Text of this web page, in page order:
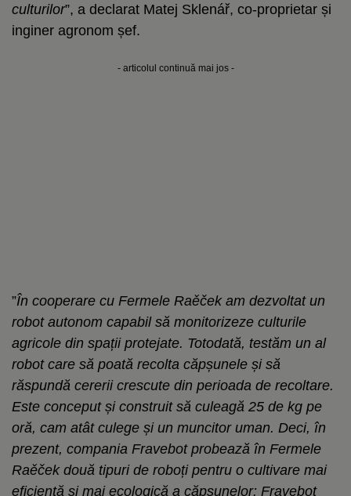
culturilor”, a declarat Matej Sklenář, co-proprietar și
inginer agronom șef.
- articolul continuă mai jos -
”În cooperare cu Fermele Raěček am dezvoltat un
robot autonom capabil să monitorizeze culturile
agricole din spații protejate. Totodată, testăm un al
robot care să poată recolta căpșunele și să
răspundă cererii crescute din perioada de recoltare.
Este conceput și construit să culeagă 25 de kg pe
oră, cam atât culege și un muncitor uman. Deci, în
prezent, compania Fravebot probează în Fermele
Raěček două tipuri de roboți pentru o cultivare mai
eficientă și mai ecologică a căpșunelor: Fravebot